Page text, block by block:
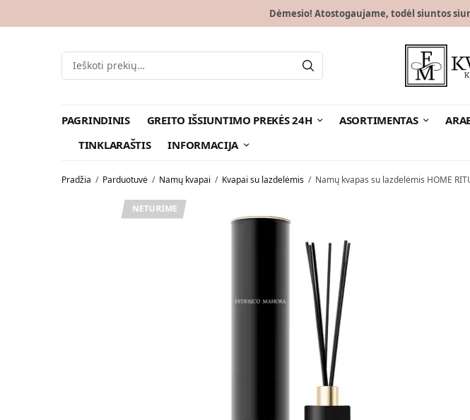
Dėmesio! Atostogaujame, todėl siuntos
PAGRINDINIS GREITO IŠSIUNTIMO PREKĖS 24H ASORTIMENTAS
TINKLARAŠTIS
INFORMACIJA
Pradžia / Parduotuvė / Namų kvapai / Kvapai su lazdelėmis / Namų kvapas su lazdelėmis HOME
NETURIME